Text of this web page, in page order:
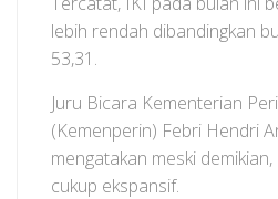
lebih rendah dibandingkan
53,31.
Juru Bicara Kementerian
(Kemenperin) Febri Hendri
mengatakan meski
cukup ekspansif.